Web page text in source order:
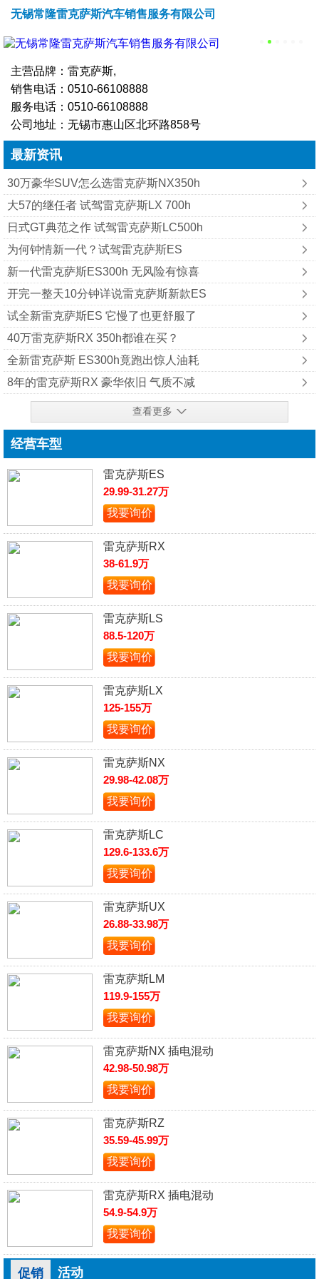
无锡常隆雷克萨斯汽车销售服务有限公司
主营品牌：雷克萨斯,
销售电话： 0510-66108888
服务电话： 0510-66108888
公司地址：无锡市惠山区北环路858号
最新资讯
30万豪华SUV怎么选雷克萨斯NX350h
大57的继任者 试驾雷克萨斯LX 700h
日式GT典范之作 试驾雷克萨斯LC500h
为何钟情新一代？试驾雷克萨斯ES
新一代雷克萨斯ES300h 无风险有惊喜
开完一整天10分钟详说雷克萨斯新款ES
试全新雷克萨斯ES 它慢了也更舒服了
40万雷克萨斯RX 350h都谁在买？
全新雷克萨斯 ES300h竟跑出惊人油耗
8年的雷克萨斯RX 豪华依旧 气质不减
查看更多
经营车型
雷克萨斯ES
29.99-31.27万
我要询价
雷克萨斯RX
38-61.9万
我要询价
雷克萨斯LS
88.5-120万
我要询价
雷克萨斯LX
125-155万
我要询价
雷克萨斯NX
29.98-42.08万
我要询价
雷克萨斯LC
129.6-133.6万
我要询价
雷克萨斯UX
26.88-33.98万
我要询价
雷克萨斯LM
119.9-155万
我要询价
雷克萨斯NX 插电混动
42.98-50.98万
我要询价
雷克萨斯RZ
35.59-45.99万
我要询价
雷克萨斯RX 插电混动
54.9-54.9万
我要询价
促销 活动